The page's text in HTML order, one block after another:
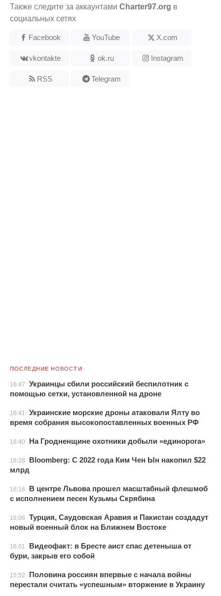
Также следите за аккаунтами Charter97.org в
социальных сетях
Facebook YouTube X.com
vkontakte ok.ru Instagram
RSS Telegram
ПОСЛЕДНИЕ НОВОСТИ
16:47
Украинцы сбили российский беспилотник с
помощью сетки, установленной на дроне
16:41
Украинские морские дроны атаковали Ялту во
время собрания высокопоставленных военных РФ
16:40 На Гродненщине охотники добыли «единорога»
16:28
Bloomberg: С 2022 года Ким Чен Ын накопил $22
млрд
16:16
В центре Львова прошел масштабный флешмоб
с исполнением песен Кузьмы Скрябина
16:06
Турция, Саудовская Аравия и Пакистан создадут
новый военный блок на Ближнем Востоке
16:01
Видеофакт: в Бресте аист спас детеныша от
бури, закрыв его собой
15:52
Половина россиян впервые с начала войны
перестали считать «успешным» вторжение в Украину